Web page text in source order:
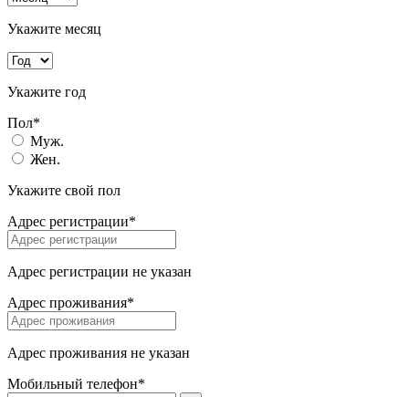
Укажите месяц
Укажите год
Пол*
Муж.
Жен.
Укажите свой пол
Адрес регистрации*
Адрес регистрации не указан
Адрес проживания*
Адрес проживания не указан
Мобильный телефон*